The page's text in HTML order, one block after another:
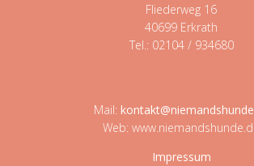
Fliederweg 16
40699 Erkrath
Tel.: 02104 / 934680
Mail:
Web:
Impressum